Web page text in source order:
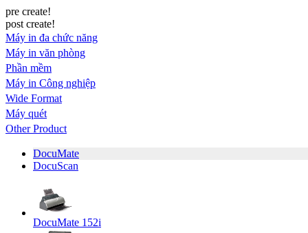
pre create!
post create!
Máy in đa chức năng
Máy in văn phòng
Phần mềm
Máy in Công nghiệp
Wide Format
Máy quét
Other Product
DocuMate
DocuScan
DocuMate 152i